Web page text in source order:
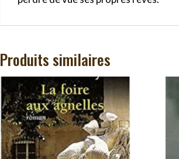
Produits similaires